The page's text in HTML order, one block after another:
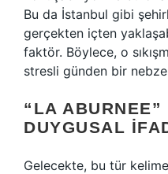
Bu da İstanbul gibi
gerçekten içten
faktör. Böylece, o
stresli günden bir
“LA
DUYGUSAL
Gelecekte, bu tür